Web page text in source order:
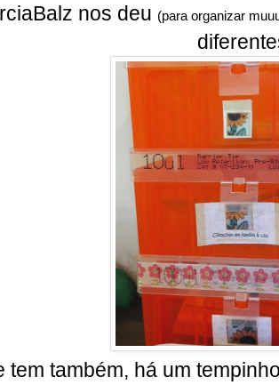
nos deu (para organizar
tem também, há um